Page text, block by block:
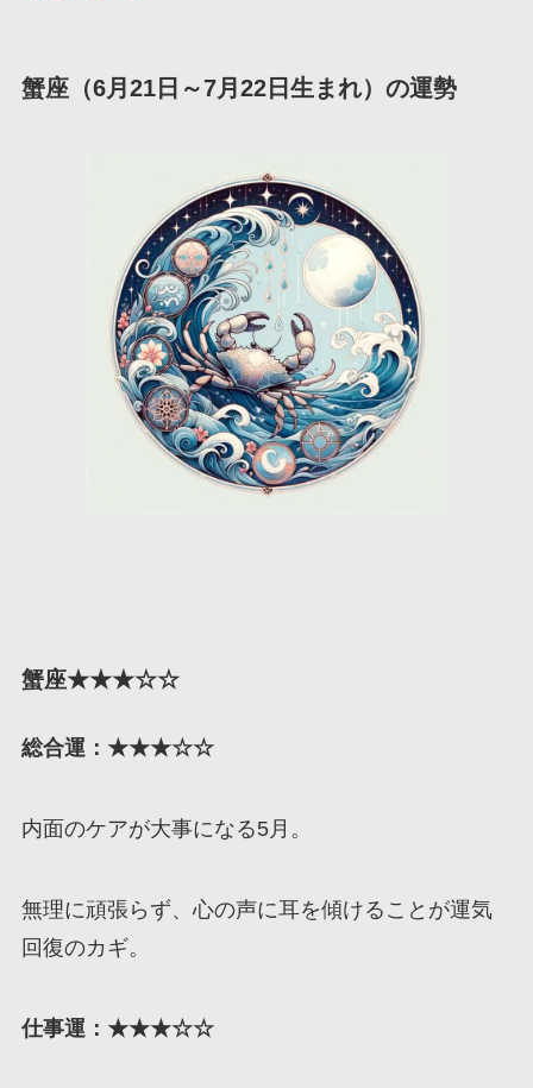
蟹座（6月21日～7月22日生まれ）の運勢
蟹座★★★☆☆
総合運：★★★☆☆
内面のケアが大事になる5月。
無理に頑張らず、心の声に耳を傾けることが運気
回復のカギ。
仕事運：★★★☆☆